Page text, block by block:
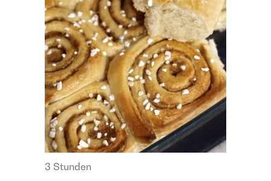
3 Stunden